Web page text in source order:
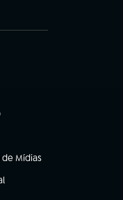
aba)
Mídias